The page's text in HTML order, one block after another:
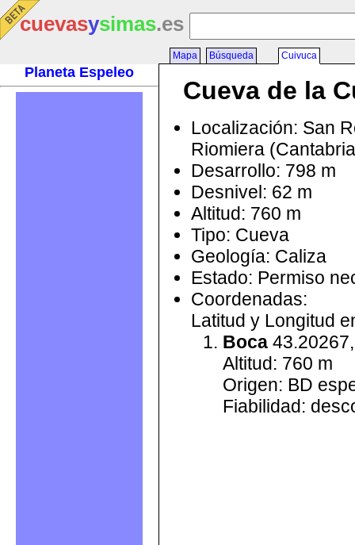
cuevasysimas.es
Planeta Espeleo
Mapa Búsqueda Cuivuca
Cueva de la
Localización: San
Riomiera
Desarrollo: 798 m
Desnivel: 62 m
Altitud: 760 m
Tipo: Cueva
Geología: Caliza
Estado: Permiso
Coordenadas:
Latitud y Longitud
Boca
Altitud: 760 m
Origen: BD
Fiabilidad: